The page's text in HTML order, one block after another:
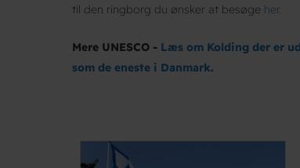
til den ringborg du ønsker at besøge her.
Mere UNESCO - Læs om Kolding der er
som de eneste i Danmark.